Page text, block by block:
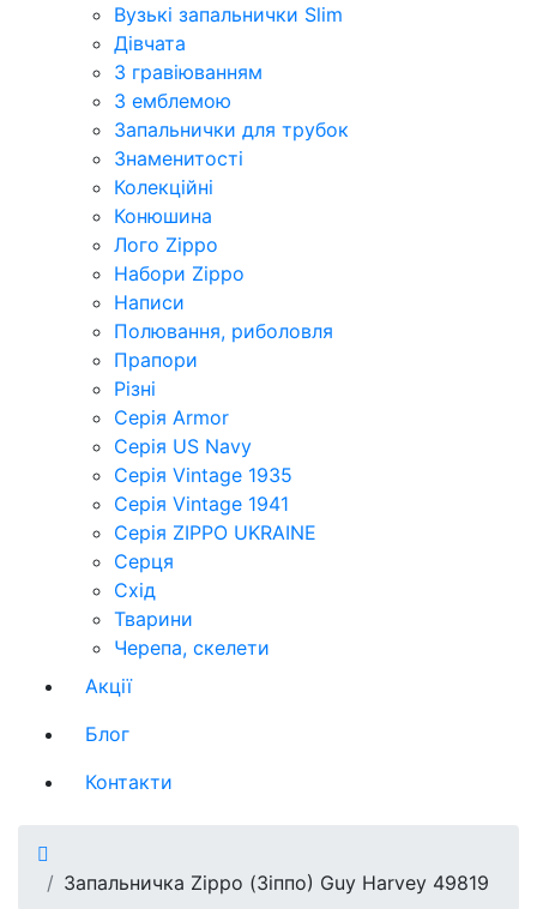
Вузькі запальнички Slim
Дівчата
З гравіюванням
З емблемою
Запальнички для трубок
Знаменитості
Колекційні
Конюшина
Лого Zippo
Набори Zippo
Написи
Полювання, риболовля
Прапори
Різні
Серія Armor
Серія US Navy
Серія Vintage 1935
Серія Vintage 1941
Серія ZIPPO UKRAINE
Серця
Схід
Тварини
Черепа, скелети
Акції
Блог
Контакти
Запальничка Zippo (Зіппо) Guy Harvey 49819